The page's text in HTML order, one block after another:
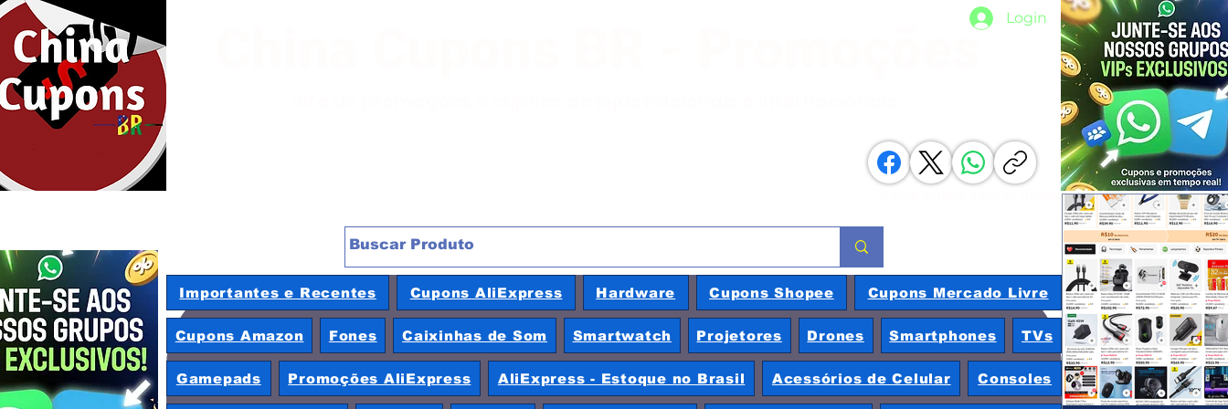
Login
China Cupons BR - Promoções
Compartilhe com os amigos
Importantes e Recentes Cupons AliExpress Hardware Cupons Shopee Cupons Mercado Livre
Cupons Amazon Fones Caixinhas de Som Smartwatch Projetores Drones Smartphones TVs
Gamepads Promoções AliExpress AliExpress - Estoque no Brasil Acessórios de Celular Consoles